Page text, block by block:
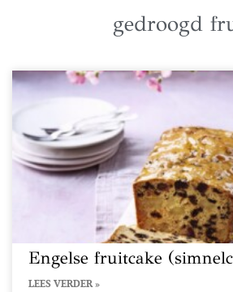
gedroogd
Engelse fruitcake
LEES VERDER »